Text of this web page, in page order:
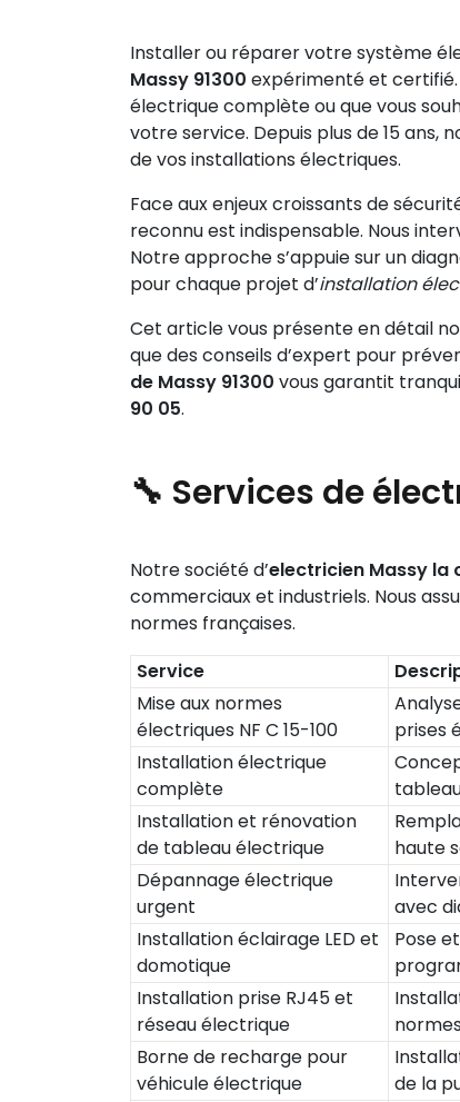
Installer ou réparer votre système
Massy 91300 expérimenté et certifié.
électrique complète ou que vous
votre service. Depuis plus de 15
de vos installations électriques.
Face aux enjeux croissants de
reconnu est indispensable. Nous
Notre approche s’appuie sur un
pour chaque projet d’installation
Cet article vous présente en détail
que des conseils d’expert pour
de Massy 91300 vous garantit
90 05.
🔧 Services de
Notre société d’electricien Massy la
commerciaux et industriels. Nous
normes françaises.
Service
Mise aux normes
électriques NF C 15-100
prises
Installation électrique
complète
Installation et rénovation
de tableau électrique
haute
Dépannage électrique
urgent
avec
Installation éclairage LED et
domotique
Pose
Installation prise RJ45 et
réseau électrique
Borne de recharge pour
véhicule électrique
de la